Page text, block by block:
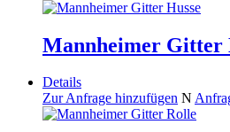
Mannheimer Gitter
Details
Zur Anfrage hinzufügen N